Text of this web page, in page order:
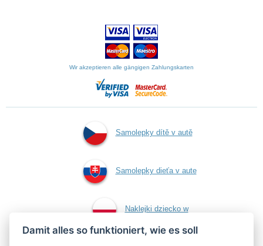
Wir akzeptieren alle gängigen Zahlungskarten
Samolepky dítě v autě
Samolepky dieťa v aute
Naklejki dziecko w
Damit alles so funktioniert, wie es soll